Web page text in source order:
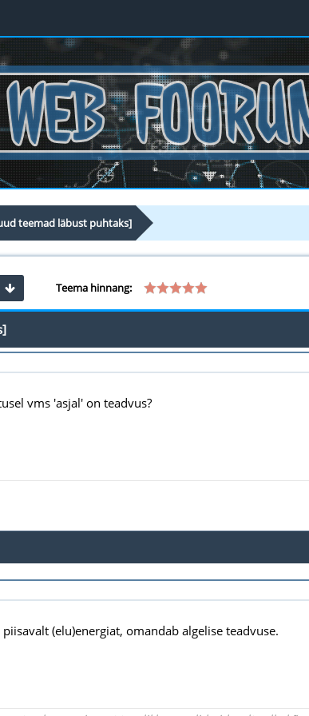
teemad läbust puhtaks]
Teema hinnang:
vms 'asjal' on teadvus?
(elu)energiat, omandab algelise teadvuse.